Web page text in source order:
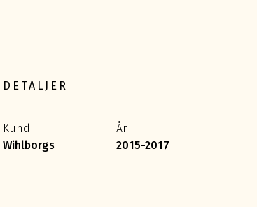
DETALJER
Kund
Wihlborgs
År
2015-2017